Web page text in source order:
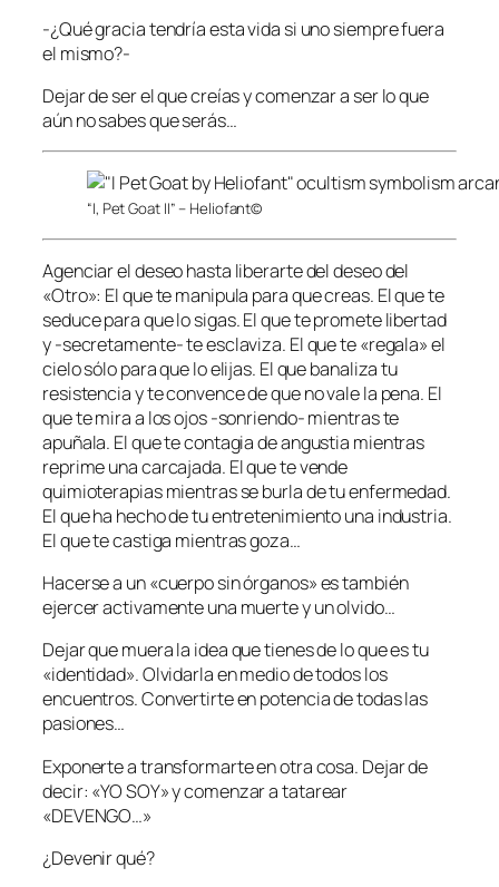
-¿Qué gracia tendría esta vida si uno siempre fuera
el mismo?-
Dejar de ser el que creías y comenzar a ser lo que
aún no sabes que serás…
“I, Pet Goat II” – Heliofant©
Agenciar el deseo hasta liberarte del deseo del
«Otro»: El que te manipula para que creas. El que te
seduce para que lo sigas. El que te promete libertad
y -secretamente- te esclaviza. El que te «regala» el
cielo sólo para que lo elijas. El que banaliza tu
resistencia y te convence de que no vale la pena. El
que te mira a los ojos -sonriendo- mientras te
apuñala. El que te contagia de angustia mientras
reprime una carcajada. El que te vende
quimioterapias mientras se burla de tu enfermedad.
El que ha hecho de tu entretenimiento una industria.
El que te castiga mientras goza…
Hacerse a un «cuerpo sin órganos» es también
ejercer activamente una muerte y un olvido…
Dejar que muera la idea que tienes de lo que es tu
«identidad». Olvidarla en medio de todos los
encuentros. Convertirte en potencia de todas las
pasiones…
Exponerte a transformarte en otra cosa. Dejar de
decir: «YO SOY» y comenzar a tatarear
«DEVENGO…»
¿Devenir qué?